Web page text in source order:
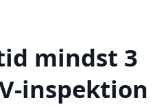
mindst 3
inspektion